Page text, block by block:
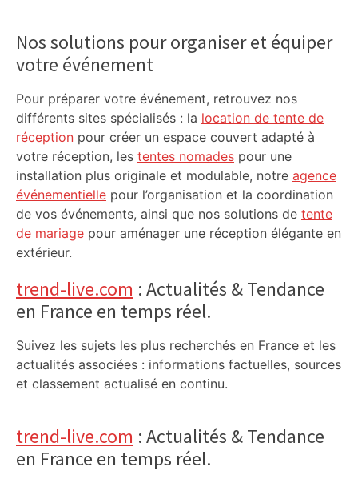
Sidebar
Nos solutions pour organiser et équiper
votre événement
Pour préparer votre événement, retrouvez nos
différents sites spécialisés : la location de tente de
réception pour créer un espace couvert adapté à
votre réception, les tentes nomades pour une
installation plus originale et modulable, notre agence
événementielle pour l’organisation et la coordination
de vos événements, ainsi que nos solutions de tente
de mariage pour aménager une réception élégante en
extérieur.
trend-live.com : Actualités & Tendance
en France en temps réel.
Suivez les sujets les plus recherchés en France et les
actualités associées : informations factuelles, sources
et classement actualisé en continu.
trend-live.com : Actualités & Tendance
en France en temps réel.